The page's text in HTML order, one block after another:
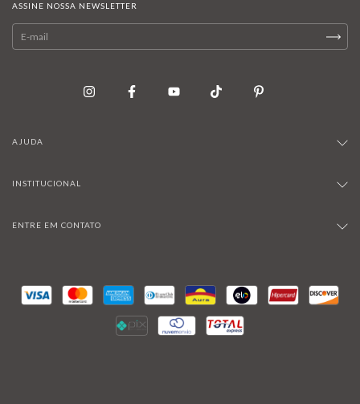
ASSINE NOSSA NEWSLETTER
AJUDA
INSTITUCIONAL
ENTRE EM CONTATO